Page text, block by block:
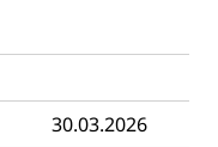
30.03.2026